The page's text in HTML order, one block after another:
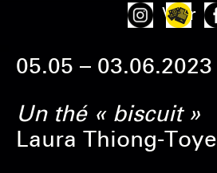
principal
Voir
05.05 – 03.06.2023
Un thé « biscuit »
Laura Thiong-Toye